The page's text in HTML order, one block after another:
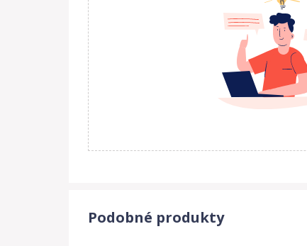
- 166x87x154 cm
- 196x87x154 cm
- 206x97x154 cm
Podobné produkty